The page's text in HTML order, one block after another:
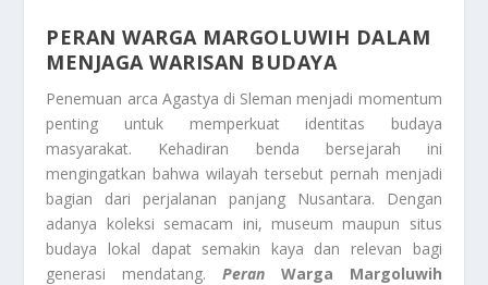
PERANWARGA MARGOLUWIH DALAM
MENJAGA WARISAN BUDAYA
Penemuan arca Agastya di Sleman menjadi momentum
penting untuk memperkuat identitas budaya
masyarakat. Kehadiran benda bersejarah ini
mengingatkan bahwa wilayah tersebut pernah menjadi
bagian dari perjalanan panjang Nusantara. Dengan
adanya koleksi semacam ini, museum maupun situs
budaya lokal dapat semakin kaya dan relevan bagi
generasi mendatang. Peran Warga Margoluwih